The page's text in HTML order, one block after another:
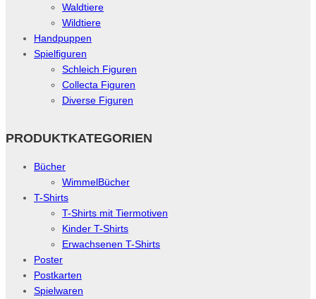
Waldtiere
Wildtiere
Handpuppen
Spielfiguren
Schleich Figuren
Collecta Figuren
Diverse Figuren
PRODUKTKATEGORIEN
Bücher
WimmelBücher
T-Shirts
T-Shirts mit Tiermotiven
Kinder T-Shirts
Erwachsenen T-Shirts
Poster
Postkarten
Spielwaren